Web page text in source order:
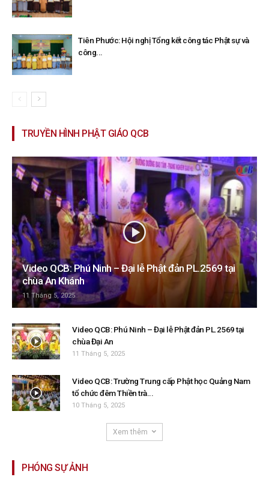
Tiên Phước: Hội nghị Tổng kết công tác Phật sự và
công...
TRUYỀN HÌNH PHẬT GIÁO QCB
Video QCB: Phú Ninh – Đại lễ Phật đản PL.2569 tại
chùa An Khánh
11 Tháng 5, 2025
Video QCB: Phú Ninh – Đại lễ Phật đản PL.2569 tại
chùa Đại An
11 Tháng 5, 2025
Video QCB: Trường Trung cấp Phật học Quảng Nam
tổ chức đêm Thiền trà...
10 Tháng 5, 2025
Xem thêm
PHÓNG SỰ ẢNH